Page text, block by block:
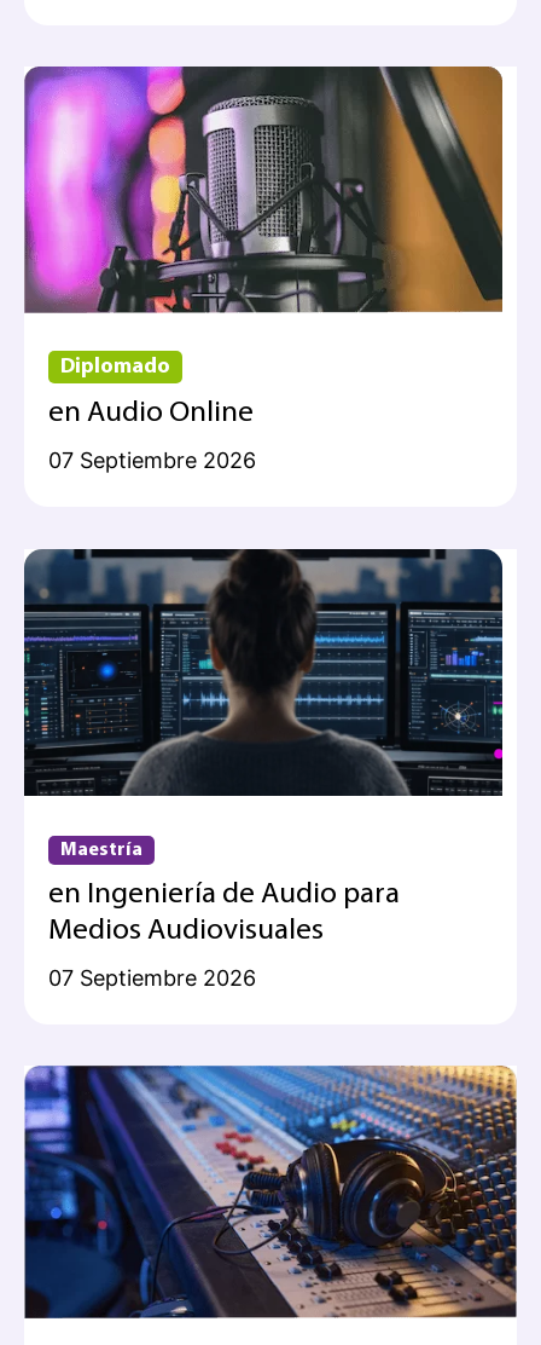
Diplomado
en Audio Online
07 Septiembre 2026
Maestría
en Ingeniería de Audio para
Medios Audiovisuales
07 Septiembre 2026